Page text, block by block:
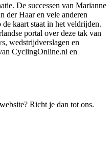
De successen van Marianne
der Haar en vele anderen
kaart staat in het veldrijden.
portal over deze tak van
wedstrijdverslagen en
CyclingOnline.nl en
Richt je dan tot ons.